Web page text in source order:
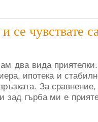
се чувствате
два вида
ипотека и
За
зад гърба ми е